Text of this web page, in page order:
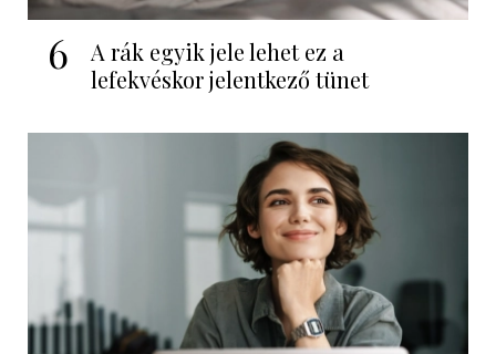
6
A rák egyik jele lehet ez a
lefekvéskor jelentkező tünet